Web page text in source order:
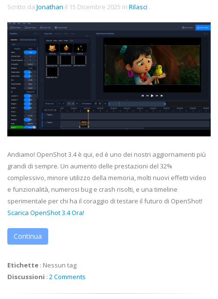
Scritto da Jonathan il 15 Dicembre 2025 in Rilasci .
Andiamo! OpenShot 3.4 è qui, ed è uno dei nostri aggiornamenti più
grandi di sempre. Un aumento delle prestazioni del 32%
complessivo, minore utilizzo della memoria, molti nuovi effetti video
e funzionalità, numerosi bug e crash risolti, e una timeline
sperimentale per chi ha il coraggio di testare il futuro di OpenShot!
Scarica OpenShot 3.4 Ora!
Continua
Etichette : Nessun tag
Discussioni : 2 Comments